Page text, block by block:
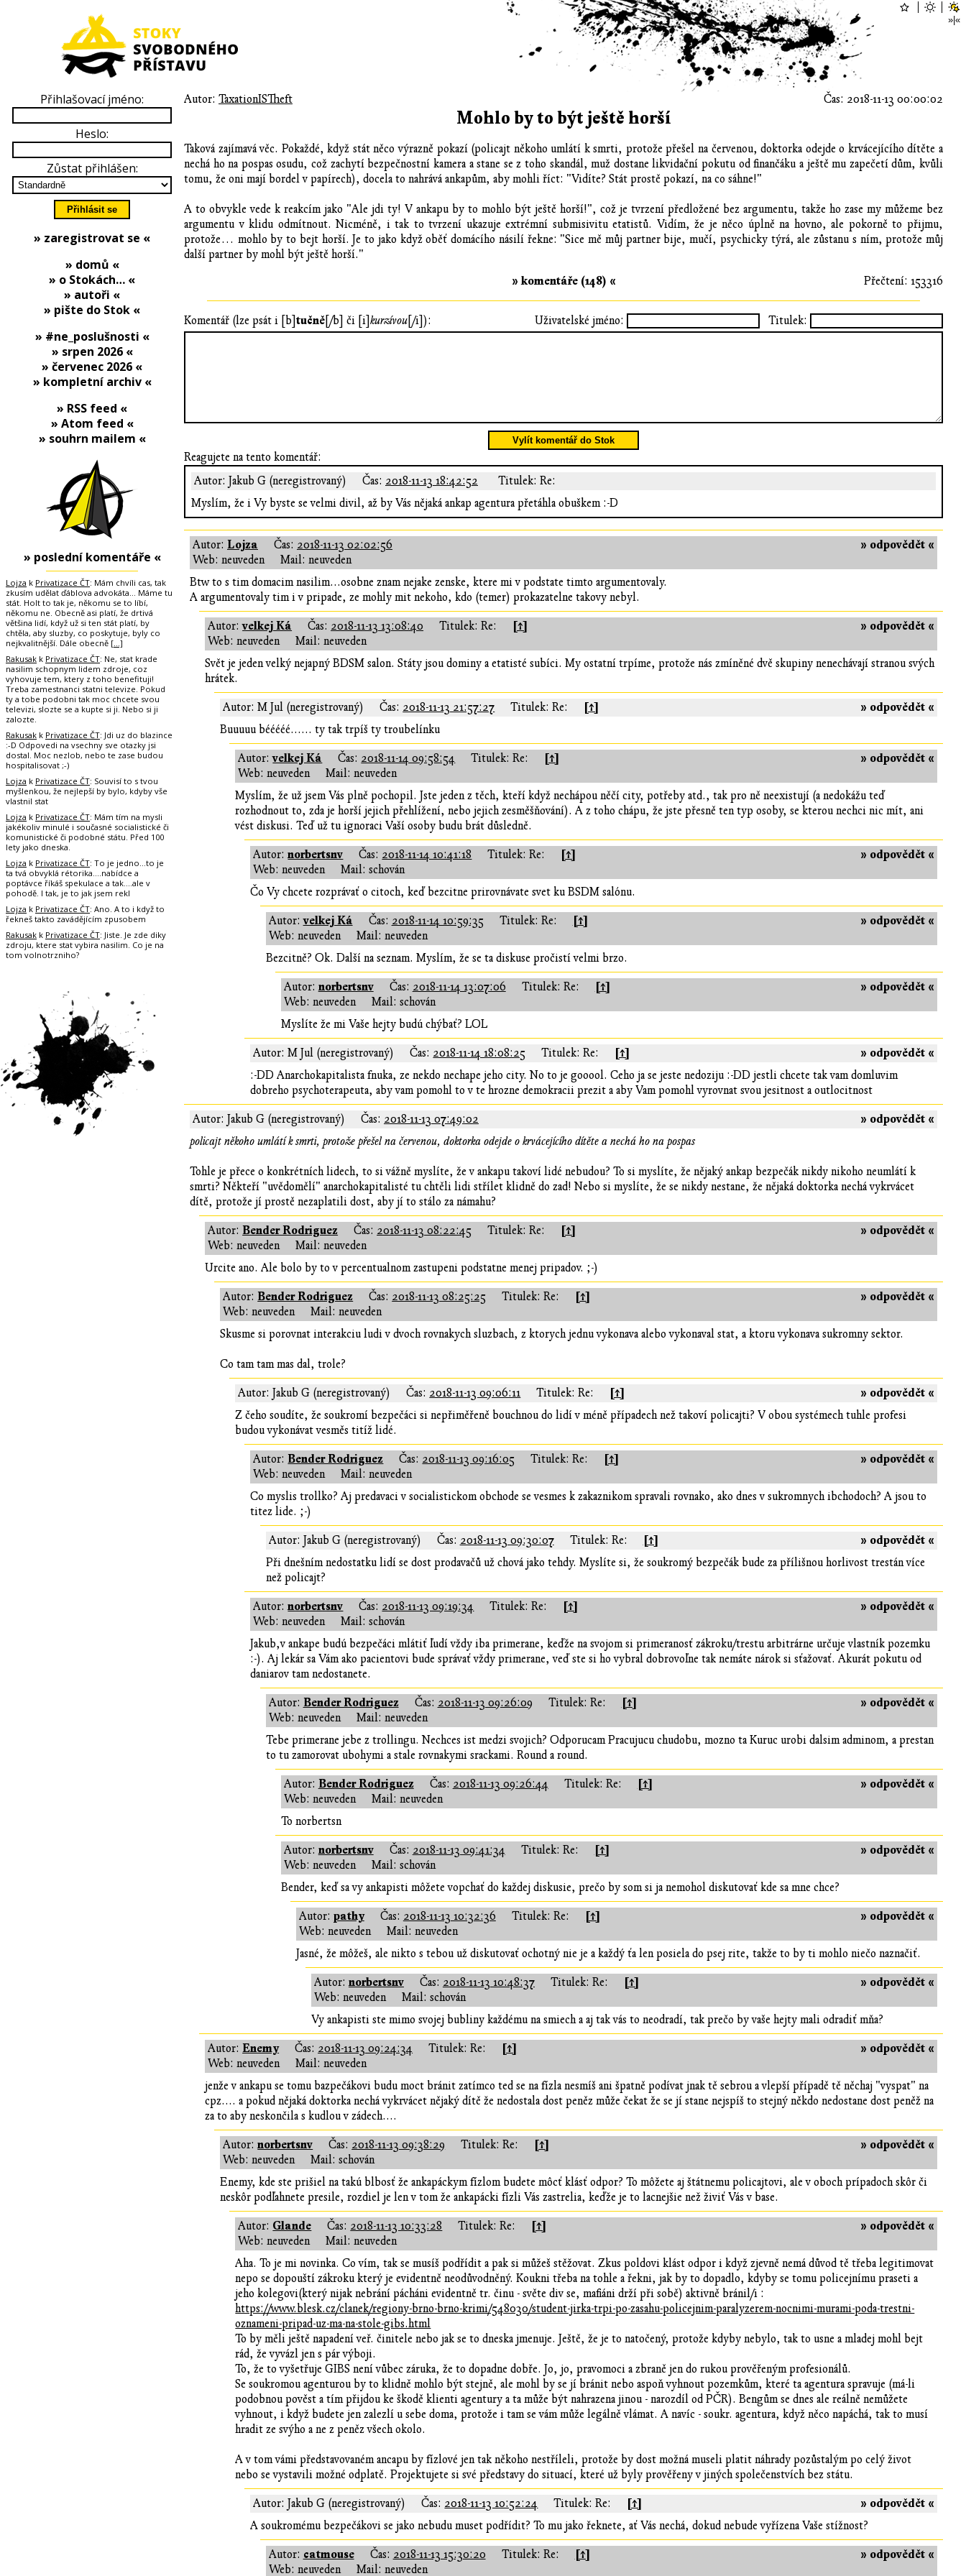
Autor: TaxationISTheft Čas: 2018-11-13 00:00:02
Mohlo by to být ještě horší
Taková zajímavá věc. Pokaždé, když stát něco výrazně pokazí (policajt někoho umlátí k smrti, protože přešel na červenou, doktorka odejde o krvácejícího dítěte a
nechá ho na pospas osudu, což zachytí bezpečnostní kamera a stane se z toho skandál, muž dostane likvidační pokutu od finančáku a ještě mu zapečetí dům, kvůli
tomu, že oni mají bordel v papírech), docela to nahrává ankapům, aby mohli říct: "Vidíte? Stát prostě pokazí, na co sáhne!"
A to obvykle vede k reakcím jako "Ale jdi ty! V ankapu by to mohlo být ještě horší!", což je tvrzení předložené bez argumentu, takže ho zase my můžeme bez
argumentu v klidu odmítnout. Nicméně, i tak to tvrzení ukazuje extrémní submisivitu etatistů. Vidím, že je něco úplně na hovno, ale pokorně to přijmu,
protože… mohlo by to bejt horší. Je to jako když oběť domácího násilí řekne: "Sice mě můj partner bije, mučí, psychicky týrá, ale zůstanu s ním, protože můj
další partner by mohl být ještě horší."
Přečtení: 153316
» komentáře (148) «
Uživatelské jméno: Titulek:
Komentář (lze psát i [b] tučně [/b] či [i] kurzívou [/i]):
Vylít komentář do Stok
Reagujete na tento komentář:
Autor: Jakub G (neregistrovaný)
Čas: 2018-11-13 18:42:52
Titulek: Re:
Myslím, že i Vy byste se velmi divil, až by Vás nějaká ankap agentura přetáhla obuškem :-D
» odpovědět «
Autor: Lojza Čas: 2018-11-13 02:02:56
Web: neuveden
Mail: neuveden
Btw to s tim domacim nasilim...osobne znam nejake zenske, ktere mi v podstate timto argumentovaly.
A argumentovaly tim i v pripade, ze mohly mit nekoho, kdo (temer) prokazatelne takovy nebyl.
» odpovědět «
Autor:velkej Ká Čas: 2018-11-13 13:08:40 Titulek: Re: [↑]
Web: neuveden
Mail: neuveden
Svět je jeden velký nejapný BDSM salon. Státy jsou dominy a etatisté subíci. My ostatní trpíme, protože nás zmíněné dvě skupiny nenechávají stranou svých
hrátek.
» odpovědět «
Autor: M Jul (neregistrovaný) Čas: 2018-11-13 21:57:27 Titulek: Re: [↑]
Buuuuu bééééé...... ty tak trpíš ty troubelínku
» odpovědět «
Autor:velkej Ká Čas: 2018-11-14 09:58:54 Titulek: Re: [↑]
Web: neuveden
Mail: neuveden
Myslím, že už jsem Vás plně pochopil. Jste jeden z těch, kteří když nechápou něčí city, potřeby atd., tak pro ně neexistují (a nedokážu teď
rozhodnout to, zda je horší jejich přehlížení, nebo jejich zesměšňování). A z toho chápu, že jste přesně ten typ osoby, se kterou nechci nic mít, ani
vést diskusi. Teď už tu ignoraci Vaší osoby budu brát důsledně.
» odpovědět «
Autor:norbertsnv Čas: 2018-11-14 10:41:18 Titulek: Re: [↑]
Web: neuveden
Mail: schován
Čo Vy chcete rozprávať o citoch, keď bezcitne prirovnávate svet ku BSDM salónu.
» odpovědět «
Autor:velkej Ká Čas: 2018-11-14 10:59:35 Titulek: Re: [↑]
Web: neuveden
Mail: neuveden
Bezcitně? Ok. Další na seznam. Myslím, že se ta diskuse pročistí velmi brzo.
» odpovědět «
Autor:norbertsnv Čas: 2018-11-14 13:07:06 Titulek: Re: [↑]
Web: neuveden
Mail: schován
Myslíte že mi Vaše hejty budú chýbať? LOL
» odpovědět «
Autor: M Jul (neregistrovaný) Čas: 2018-11-14 18:08:25 Titulek: Re: [↑]
:-DD Anarchokapitalista fnuka, ze nekdo nechape jeho city. No to je gooool. Ceho ja se jeste nedoziju :-DD jestli chcete tak vam domluvim
dobreho psychoterapeuta, aby vam pomohl to v te hrozne demokracii prezit a aby Vam pomohl vyrovnat svou jesitnost a outlocitnost
» odpovědět «
Autor: Jakub G (neregistrovaný) Čas: 2018-11-13 07:49:02
policajt někoho umlátí k smrti, protože přešel na červenou, doktorka odejde o krvácejícího dítěte a nechá ho na pospas
Tohle je přece o konkrétních lidech, to si vážně myslíte, že v ankapu takoví lidé nebudou? To si myslíte, že nějaký ankap bezpečák nikdy nikoho neumlátí k
smrti? Někteří "uvědomělí" anarchokapitalisté tu chtěli lidi střílet klidně do zad! Nebo si myslíte, že se nikdy nestane, že nějaká doktorka nechá vykrvácet
dítě, protože jí prostě nezaplatili dost, aby jí to stálo za námahu?
» odpovědět «
Autor: Bender Rodriguez Čas: 2018-11-13 08:22:45 Titulek: Re: [↑]
Web: neuveden
Mail: neuveden
Urcite ano. Ale bolo by to v percentualnom zastupeni podstatne menej pripadov. ;-)
» odpovědět «
Autor: Bender Rodriguez Čas: 2018-11-13 08:25:25 Titulek: Re: [↑]
Web: neuveden
Mail: neuveden
Skusme si porovnat interakciu ludi v dvoch rovnakych sluzbach, z ktorych jednu vykonava alebo vykonaval stat, a ktoru vykonava sukromny sektor.
Co tam tam mas dal, trole?
» odpovědět «
Autor: Jakub G (neregistrovaný) Čas: 2018-11-13 09:06:11 Titulek: Re: [↑]
Z čeho soudíte, že soukromí bezpečáci si nepřiměřeně bouchnou do lidí v méně případech než takoví policajti? V obou systémech tuhle profesi
budou vykonávat vesměs titíž lidé.
» odpovědět «
Autor: Bender Rodriguez Čas: 2018-11-13 09:16:05 Titulek: Re: [↑]
Web: neuveden
Mail: neuveden
Co myslis trollko? Aj predavaci v socialistickom obchode se vesmes k zakaznikom spravali rovnako, ako dnes v sukromnych ibchodoch? A jsou to
titez lide. ;-)
» odpovědět «
Autor: Jakub G (neregistrovaný) Čas: 2018-11-13 09:30:07 Titulek: Re: [↑]
Při dnešním nedostatku lidí se dost prodavačů už chová jako tehdy. Myslíte si, že soukromý bezpečák bude za přílišnou horlivost trestán více
než policajt?
» odpovědět «
Autor:norbertsnv Čas: 2018-11-13 09:19:34 Titulek: Re: [↑]
Web: neuveden
Mail: schován
Jakub,v ankape budú bezpečáci mlátiť ľudí vždy iba primerane, keďže na svojom si primeranosť zákroku/trestu arbitrárne určuje vlastník pozemku
:-). Aj lekár sa Vám ako pacientovi bude správať vždy primerane, veď ste si ho vybral dobrovoľne tak nemáte nárok si sťažovať. Akurát pokutu od
daniarov tam nedostanete.
» odpovědět «
Autor: Bender Rodriguez Čas: 2018-11-13 09:26:09 Titulek: Re: [↑]
Web: neuveden
Mail: neuveden
Tebe primerane jebe z trollingu. Nechces ist medzi svojich? Odporucam Pracujucu chudobu, mozno ta Kuruc urobi dalsim adminom, a prestan
to tu zamorovat ubohymi a stale rovnakymi srackami. Round a round.
» odpovědět «
Autor: Bender Rodriguez Čas: 2018-11-13 09:26:44 Titulek: Re: [↑]
Web: neuveden
Mail: neuveden
To norbertsn
» odpovědět «
Autor:norbertsnv Čas: 2018-11-13 09:41:34 Titulek: Re: [↑]
Web: neuveden
Mail: schován
Bender, keď sa vy ankapisti môžete vopchať do každej diskusie, prečo by som si ja nemohol diskutovať kde sa mne chce?
» odpovědět «
Autor: pathy Čas: 2018-11-13 10:32:36 Titulek: Re: [↑]
Web: neuveden
Mail: neuveden
Jasné, že môžeš, ale nikto s tebou už diskutovať ochotný nie je a každý ťa len posiela do psej rite, takže to by ti mohlo niečo naznačiť.
» odpovědět «
Autor:norbertsnv Čas: 2018-11-13 10:48:37 Titulek: Re: [↑]
Web: neuveden
Mail: schován
Vy ankapisti ste mimo svojej bubliny každému na smiech a aj tak vás to neodradí, tak prečo by vaše hejty mali odradiť mňa?
» odpovědět «
Autor:Enemy Čas: 2018-11-13 09:24:34 Titulek: Re: [↑]
Web: neuveden
Mail: neuveden
jenže v ankapu se tomu bazpečákovi budu moct bránit zatímco ted se na fízla nesmíš ani špatně podívat jnak tě sebrou a vlepší případě tě něchaj "vyspat" na
cpz.... a pokud nějaká doktorka nechá vykrvácet nějaký dítě že nedostala dost peněz může čekat že se jí stane nejspíš to stejný někdo nedostane dost peněž na
za to aby neskončila s kudlou v zádech....
» odpovědět «
Autor:norbertsnv Čas: 2018-11-13 09:38:29 Titulek: Re: [↑]
Web: neuveden
Mail: schován
Enemy, kde ste prišiel na takú blbosť že ankapáckym fízlom budete môcť klásť odpor? To môžete aj štátnemu policajtovi, ale v oboch prípadoch skôr či
neskôr podľahnete presile, rozdiel je len v tom že ankapácki fízli Vás zastrelia, keďže je to lacnejšie než živiť Vás v base.
» odpovědět «
Autor: Glande Čas: 2018-11-13 10:33:28 Titulek: Re: [↑]
Web: neuveden
Mail: neuveden
Aha. To je mi novinka. Co vím, tak se musíš podřídit a pak si můžeš stěžovat. Zkus poldovi klást odpor i když zjevně nemá důvod tě třeba legitimovat
nepo se dopouští zákroku který je evidentně neodůvodněný. Koukni třeba na tohle a řekni, jak by to dopadlo, kdyby se tomu policejnímu praseti a
jeho kolegovi(který nijak nebrání pácháni evidentně tr. činu - světe div se, mafiáni drží při sobě) aktivně bránil/i :
https://www.blesk.cz/clanek/regiony-brno-brno-krimi/548030/student-jirka-trpi-po-zasahu-policejnim-paralyzerem-nocnimi-murami-poda-trestni-
oznameni-pripad-uz-ma-na-stole-gibs.html
To by měli ještě napadení veř. činitele nebo jak se to dneska jmenuje. Ještě, že je to natočený, protože kdyby nebylo, tak to usne a mladej mohl bejt
rád, že vyvázl jen s pár výboji.
To, že to vyšetřuje GIBS není vůbec záruka, že to dopadne dobře. Jo, jo, pravomoci a zbraně jen do rukou prověřeným profesionálů.
Se soukromou agenturou by to klidně mohlo být stejně, ale mohl by se jí bránit nebo aspoň vyhnout pozemkům, které ta agentura spravuje (má-li
podobnou pověst a tím přijdou ke škodě klienti agentury a ta může být nahrazena jinou - narozdíl od PČR). Bengům se dnes ale reálně nemůžete
vyhnout, i když budete jen zalezlí u sebe doma, protože i tam se vám může legálně vlámat. A navíc - soukr. agentura, když něco napáchá, tak to musí
hradit ze svýho a ne z peněz všech okolo.
A v tom vámi představovaném ancapu by fízlové jen tak někoho nestříleli, protože by dost možná museli platit náhrady pozůstalým po celý život
nebo se vystavili možné odplatě. Projektujete si své představy do situací, které už byly prověřeny v jiných společenstvích bez státu.
» odpovědět «
Autor: Jakub G (neregistrovaný) Čas: 2018-11-13 10:52:24 Titulek: Re: [↑]
A soukromému bezpečákovi se jako nebudu muset podřídit? To mu jako řeknete, ať Vás nechá, dokud nebude vyřízena Vaše stížnost?
» odpovědět «
Autor: catmouse Čas: 2018-11-13 15:30:20 Titulek: Re: [↑]
Web: neuveden Mail: neuveden
Přihlašovací jméno:
Heslo:
Zůstat přihlášen:
» zaregistrovat se «
» domů «
» o Stokách… «
» autoři «
» pište do Stok «
» #ne_poslušnosti «
» srpen 2026 «
» červenec 2026 «
» kompletní archiv «
» RSS feed «
» Atom feed «
» souhrn mailem «
» poslední komentáře «
Lojza k Privatizace ČT: Mám chvíli cas, tak
zkusím udělat ďáblova advokáta... Máme tu
stát. Holt to tak je, někomu se to líbí,
někomu ne. Obecně asi platí, že drtivá
většina lidí, když už si ten stát platí, by
chtěla, aby sluzby, co poskytuje, byly co
nejkvalitnější. Dále obecně […]
Rakusak k Privatizace ČT: Ne, stat krade
nasilim schopnym lidem zdroje, coz
vyhovuje tem, ktery z toho benefituji!
Treba zamestnanci statni televize. Pokud
ty a tobe podobni tak moc chcete svou
televizi, slozte se a kupte si ji. Nebo si ji
zalozte.
Rakusak k Privatizace ČT: Jdi uz do blazince
:-D Odpovedi na vsechny sve otazky jsi
dostal. Moc nezlob, nebo te zase budou
hospitalisovat ;-)
Lojza k Privatizace ČT: Souvisí to s tvou
myšlenkou, že nejlepší by bylo, kdyby vše
vlastnil stat
Lojza k Privatizace ČT: Mám tím na mysli
jakékoliv minulé i současné socialistické či
komunistické či podobné státu. Před 100
lety jako dneska.
Lojza k Privatizace ČT: To je jedno...to je
ta tvá obvyklá rétorika....nabídce a
poptávce říkáš spekulace a tak....ale v
pohodě. I tak, je to jak jsem rekl
Lojza k Privatizace ČT: Ano. A to i když to
řekneš takto zavádějícím zpusobem
Rakusak k Privatizace ČT: Jiste. Je zde diky
zdroju, ktere stat vybira nasilim. Co je na
tom volnotrzniho?